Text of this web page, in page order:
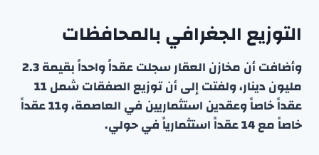
التوزيع الجغرافي بالمحافظات
وأضافت أن مخازن العقار سجلت عقداً واحداً بقيمة 2.3
مليون دينار، ولفتت إلى أن توزيع الصفقات شمل 11
عقداً خاصاً وعقدين استثماريين في العاصمة، و11 عقداً
خاصاً مع 14 عقداً استثمارياً في حولي.